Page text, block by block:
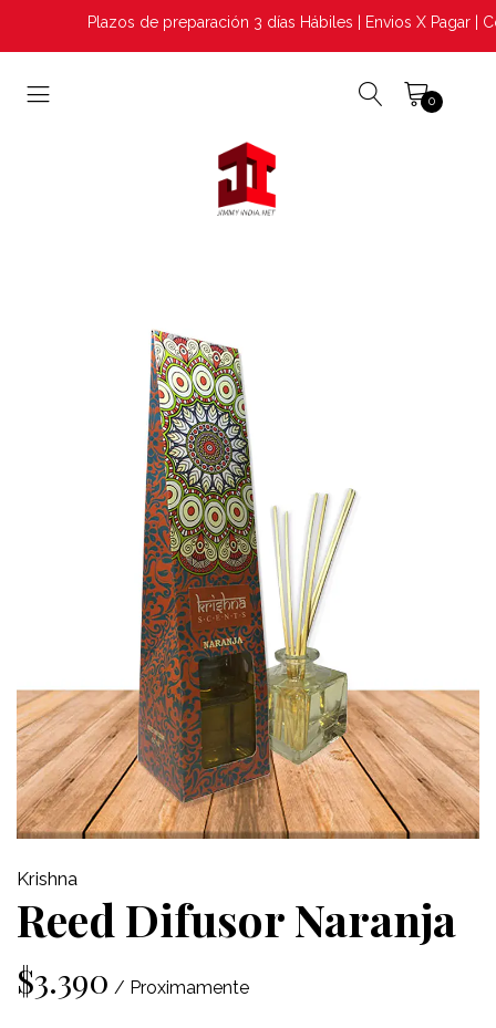
Plazos de preparación 3 días Hábiles | Envios X Pagar |
0
Krishna
Reed Difusor Naranja
$3.390 / Proximamente